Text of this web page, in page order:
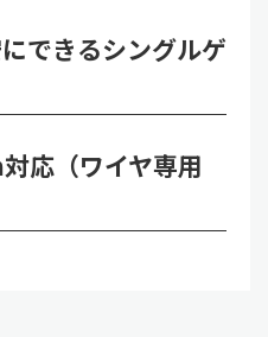
できるシングルゲ
応（ワイヤ専用